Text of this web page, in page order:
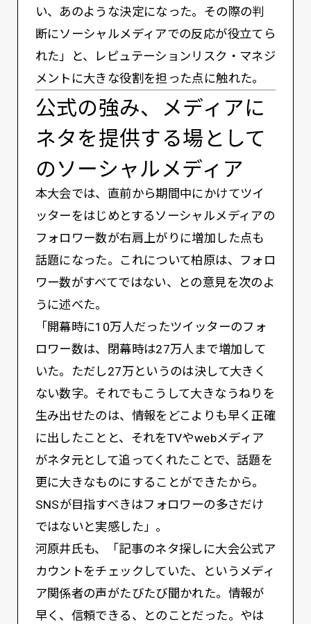
い、あのような決定になった。その際の判
断にソーシャルメディアでの反応が役立てら
れた」と、レピュテーションリスク・マネジ
メントに大きな役割を担った点に触れた。
公式の強み、メディアに
ネタを提供する場として
のソーシャルメディア
本大会では、直前から期間中にかけてツイ
ッターをはじめとするソーシャルメディアの
フォロワー数が右肩上がりに増加した点も
話題になった。これについて柏原は、フォロ
ワー数がすべてではない、との意見を次のよ
うに述べた。
「開幕時に10万人だったツイッターのフォ
ロワー数は、閉幕時は27万人まで増加して
いた。ただし27万というのは決して大きく
ない数字。それでもこうして大きなうねりを
生み出せたのは、情報をどこよりも早く正確
に出したことと、それをTVやwebメディア
がネタ元として追ってくれたことで、話題を
更に大きなものにすることができたから。
SNSが目指すべきはフォロワーの多さだけ
ではないと実感した」。
河原井氏も、「記事のネタ探しに大会公式ア
カウントをチェックしていた、というメディ
ア関係者の声がたびたび聞かれた。情報が
早く、信頼できる、とのことだった。やは